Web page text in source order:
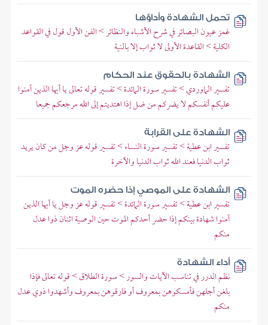
تحمل الشهادة وأداؤها
غمز عيون البصائر في شرح الأشباه والنظائر > الفن الأول قول في القواعد
الكلية > القاعدة الأولى لا ثواب إلا بالنية
الشهادة بالحقوق عند الحكام
تفسير الماوردي > تفسير سورة المائدة > تفسير قوله تعالى يا أيها الذين آمنوا
عليكم أنفسكم لا يضركم من ضل إذا اهتديتم إلى الله مرجعكم جميعا
الشهادة على القرابة
تفسير ابن عطية > تفسير سورة النساء > تفسير قوله عز وجل من كان يريد
ثواب الدنيا فعند الله ثواب الدنيا والآخرة
الشهادة على الموصي إذا حضره الموت
تفسير ابن عطية > تفسير سورة المائدة > تفسير قوله عز وجل يا أيها الذين
آمنوا شهادة بينكم إذا حضر أحدكم الموت حين الوصية اثنان ذوا عدل
منكم
أداء الشهادة
نظم الدرر في تناسب الآيات والسور > سورة الطلاق > قوله تعالى فإذا
بلغن أجلهن فأمسكوهن بمعروف أو فارقوهن بمعروف وأشهدوا ذوي عدل
منكم